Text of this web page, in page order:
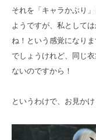
それを「キャラかぶり
ようですが、私として
ね！という感覚になり
でしょうけれど、同じ
ないのですから！
というわけで、お見か